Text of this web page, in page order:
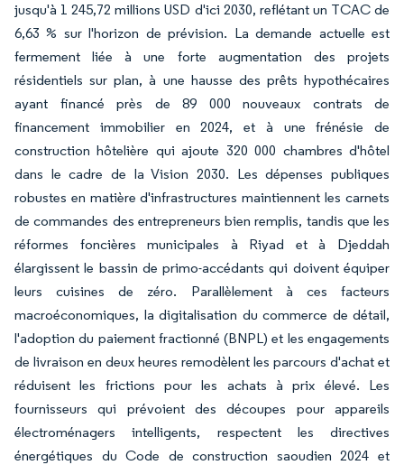
jusqu'à 1 245,72 millions USD d'ici 2030, reflétant un TCAC de
6,63 % sur l'horizon de prévision. La demande actuelle est
fermement liée à une forte augmentation des projets
résidentiels sur plan, à une hausse des prêts hypothécaires
ayant financé près de 89 000 nouveaux contrats de
financement immobilier en 2024, et à une frénésie de
construction hôtelière qui ajoute 320 000 chambres d'hôtel
dans le cadre de la Vision 2030. Les dépenses publiques
robustes en matière d'infrastructures maintiennent les carnets
de commandes des entrepreneurs bien remplis, tandis que les
réformes foncières municipales à Riyad et à Djeddah
élargissent le bassin de primo-accédants qui doivent équiper
leurs cuisines de zéro. Parallèlement à ces facteurs
macroéconomiques, la digitalisation du commerce de détail,
l'adoption du paiement fractionné (BNPL) et les engagements
de livraison en deux heures remodèlent les parcours d'achat et
réduisent les frictions pour les achats à prix élevé. Les
fournisseurs qui prévoient des découpes pour appareils
électroménagers intelligents, respectent les directives
énergétiques du Code de construction saoudien 2024 et